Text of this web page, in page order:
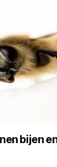
bijen